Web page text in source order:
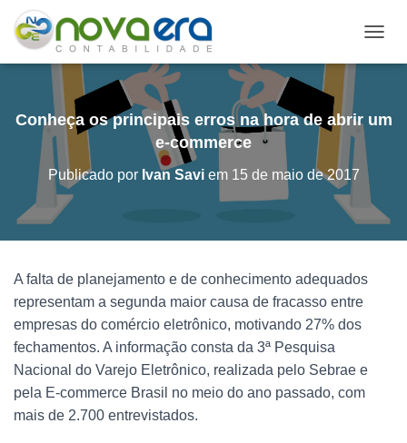
L
R
Conheça os principais erros na hora de abrir um
e-commerce
Publicado por Ivan Saviem 15 de maio de 2017
A falta de planejamento e de conhecimento adequados
representam a segunda maior causa de fracasso entre
empresas do comércio eletrônico, motivando 27% dos
fechamentos. A informação consta da 3ª Pesquisa
Nacional do Varejo Eletrônico, realizada pelo Sebrae e
pela E-commerce Brasil no meio do ano passado, com
mais de 2.700 entrevistados.